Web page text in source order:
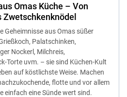
Omas Küche – Von
Geheimnisse aus Omas süßer
Palatschinken,
Nockerl, Milchreis,
Torte uvm. – sie sind Küchen-Kult
auf köstlichste Weise. Machen
flotte und vor allem
einfach eine Sünde wert sind.